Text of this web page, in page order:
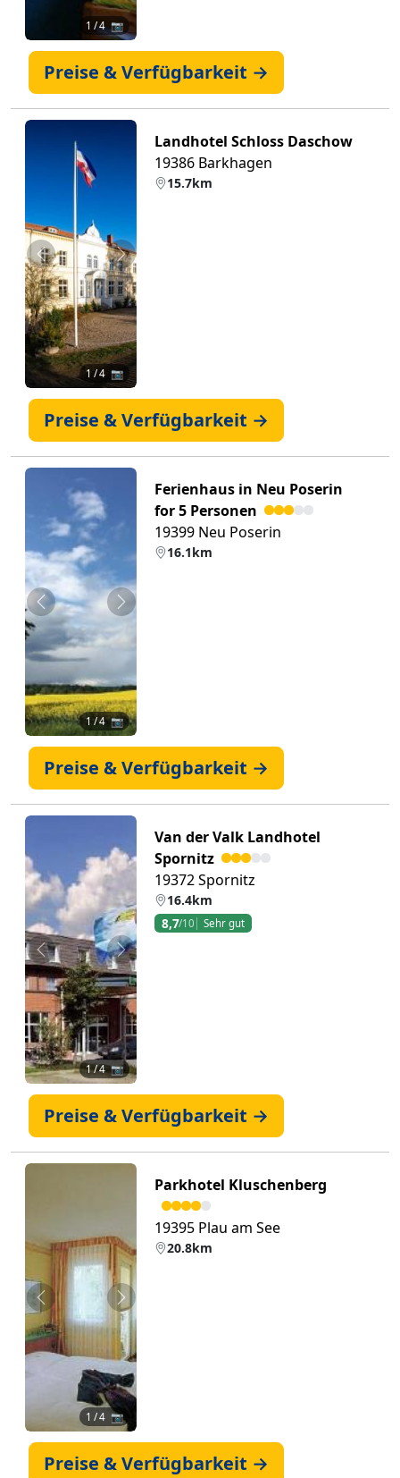
1 / 4 📷
Preise & Verfügbarkeit →
Zurück Weiter
1 / 4 📷
Landhotel Schloss Daschow
19386 Barkhagen
15.7km
Preise & Verfügbarkeit →
Zurück Weiter
1 / 4 📷
Ferienhaus in Neu Poserin
for 5 Personen
19399 Neu Poserin
16.1km
Preise & Verfügbarkeit →
Zurück Weiter
1/ 4 📷
Van der Valk Landhotel
Spornitz
19372 Spornitz
16.4km
8,7/10 Sehr gut
Preise & Verfügbarkeit →
Zurück Weiter
1 / 4 📷
Parkhotel Kluschenberg
19395 Plau am See
20.8km
Preise & Verfügbarkeit →